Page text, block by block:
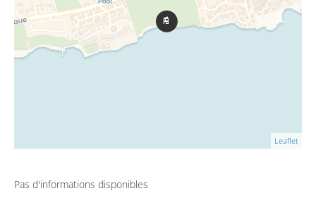
Leaflet
Pas d'informations disponibles